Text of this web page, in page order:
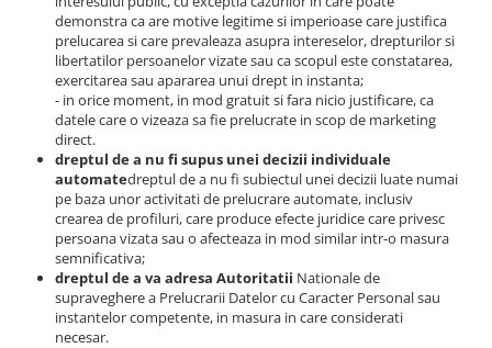
demonstra ca are motive legitime si imperioase care justifica
prelucarea si care prevaleaza asupra intereselor, drepturilor si
libertatilor persoanelor vizate sau ca scopul este constatarea,
exercitarea sau apararea unui drept in instanta;
- in orice moment, in mod gratuit si fara nicio justificare, ca
datele care o vizeaza sa fie prelucrate in scop de marketing
direct.
dreptul de a nu fi supus unei decizii individuale
automatedreptul de a nu fi subiectul unei decizii luate numai
pe baza unor activitati de prelucrare automate, inclusiv
crearea de profiluri, care produce efecte juridice care privesc
persoana vizata sau o afecteaza in mod similar intr-o masura
semnificativa;
dreptul de a va adresa Autoritatii Nationale de
supraveghere a Prelucrarii Datelor cu Caracter Personal sau
instantelor competente, in masura in care considerati
necesar.